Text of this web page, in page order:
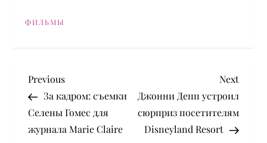
ФИЛЬМЫ
P
o
Previous
Post
Previous
За кадром: съемки
Селены Гомес для
журнала Marie Claire
Next
Post
Next
Джонни Депп устроил
сюрприз посетителям
Disneyland Resort